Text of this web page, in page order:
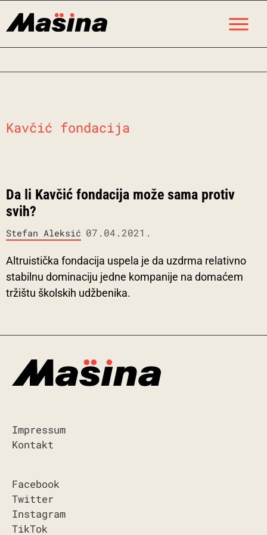
Kavčić fondacija
Da li Kavčić fondacija može sama protiv
svih?
Stefan Aleksić 07.04.2021.
Altruistička fondacija uspela je da uzdrma relativno
stabilnu dominaciju jedne kompanije na domaćem
tržištu školskih udžbenika.
Impressum
Kontakt
Facebook
Twitter
Instagram
TikTok